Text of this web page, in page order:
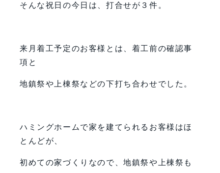
そんな祝日の今日は、打合せが３件。
来月着工予定のお客様とは、着工前の確認事
項と
地鎮祭や上棟祭などの下打ち合わせでした。
ハミングホームで家を建てられるお客様はほ
とんどが、
初めての家づくりなので、地鎮祭や上棟祭も